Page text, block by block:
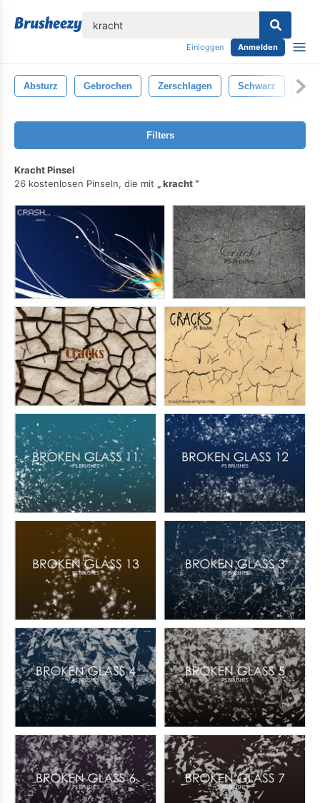
Einloggen Anmelden
Absturz Gebrochen Zerschlagen Schwarz Riss
Filters
Kracht Pinsel
26 kostenlosen Pinseln, die mit
kracht